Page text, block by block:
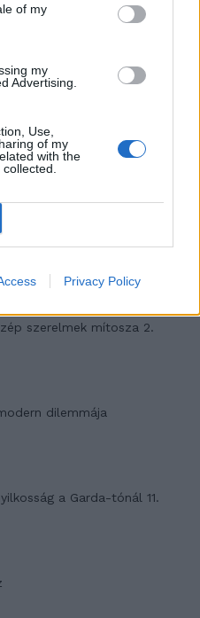
of my
my
Advertising.
Use,
of my
with the
Privacy Policy
jobban akarod érezni magad
a tengerre és a fényre
szerelmek mítosza 2.
dilemmája
a Garda-tónál 11.